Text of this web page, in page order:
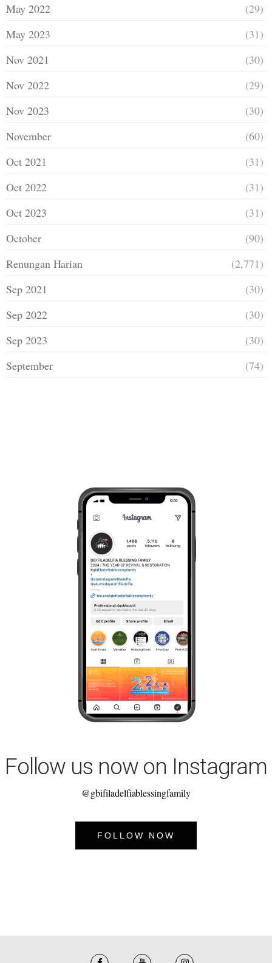
May 2022
(29)
May 2023
(31)
Nov 2021
(30)
Nov 2022
(29)
Nov 2023
(30)
November
(60)
Oct 2021
(31)
Oct 2022
(31)
Oct 2023
(31)
October
(90)
Renungan Harian
(2,771)
Sep 2021
(30)
Sep 2022
(30)
Sep 2023
(30)
September
(74)
Follow us now on Instagram
@gbifiladelfiablessingfamily
FOLLOW NOW